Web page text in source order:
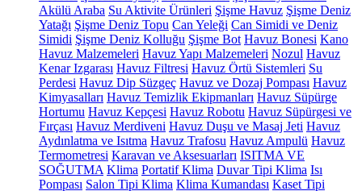
Akülü Araba Su Aktivite Ürünleri Şişme Havuz Şişme Deniz
Yatağı Şişme Deniz Topu Can Yeleği Can Simidi ve Deniz
Simidi Şişme Deniz Kolluğu Şişme Bot Havuz Bonesi Kano
Havuz Malzemeleri Havuz Yapı Malzemeleri Nozul Havuz
Kenar Izgarası Havuz Filtresi Havuz Örtü Sistemleri Su
Perdesi Havuz Dip Süzgeç Havuz ve Dozaj Pompası Havuz
Kimyasalları Havuz Temizlik Ekipmanları Havuz Süpürge
Hortumu Havuz Kepçesi Havuz Robotu Havuz Süpürgesi ve
Fırçası Havuz Merdiveni Havuz Duşu ve Masaj Jeti Havuz
Aydınlatma ve Isıtma Havuz Trafosu Havuz Ampulü Havuz
Termometresi Karavan ve Aksesuarları ISITMA VE
SOĞUTMA Klima Portatif Klima Duvar Tipi Klima Isı
Pompası Salon Tipi Klima Klima Kumandası Kaset Tipi